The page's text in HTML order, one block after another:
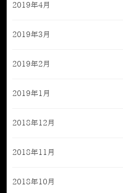
2019年4月
2019年3月
2019年2月
2019年1月
2018年12月
2018年11月
2018年10月